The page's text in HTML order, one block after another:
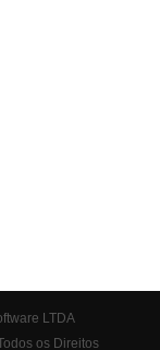
LTDA
os Direitos